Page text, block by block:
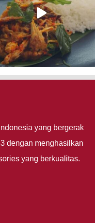
yang bergerak
dengan menghasilkan
yang berkualitas.